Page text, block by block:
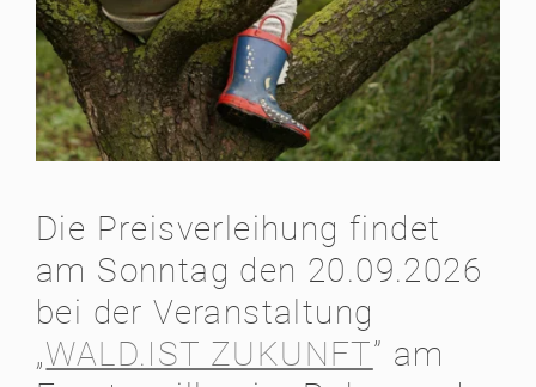
Die Preisverleihung findet
am Sonntag den 20.09.2026
bei der Veranstaltung
„WALD.IST ZUKUNFT” am